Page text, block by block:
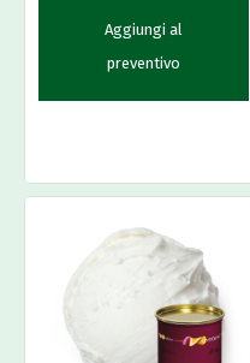
Aggiungi al
preventivo